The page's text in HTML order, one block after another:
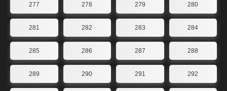
277 278 279 280
281 282 283 284
285 286 287 288
289 290 291 292